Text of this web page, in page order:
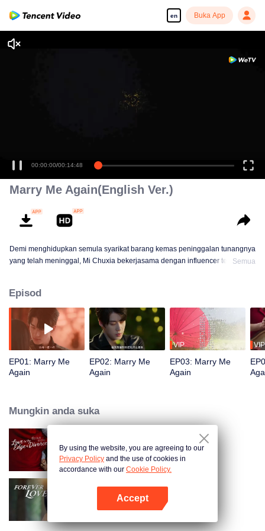
en Buka App
00:00:00/00:14:48
Marry Me Again(English Ver.)
Demi menghidupkan semula syarikat barang kemas peninggalan tunangnya
yang telah meninggal, Mi Chuxia bekerjasama dengan influencer terkenal,
tunangnya yang dikatakan telah meninggal tiga tahun lalu. Kebenaran
tentang kemalangan tragis itu kini semakin terungkap.
Semua
Episod
EP01: Marry Me
Again
EP02: Marry Me
Again
VIP
EP03: Marry Me
Again
VIP
Mungkin anda suka
Love in the Edge of Divorce
Forever Love (English Ver.)
By using the website, you are agreeing to our
Privacy Policy and the use of cookies in
accordance with our Cookie Policy.
Accept